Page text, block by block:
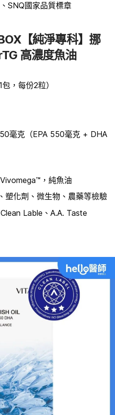
SNQ國家品質標章
【純淨專科】挪
高濃度魚油
，每份2粒）
毫克（EPA 550毫克 + DHA
，純魚油
塑化劑、微生物、農藥等檢驗
Lable、A.A. Taste